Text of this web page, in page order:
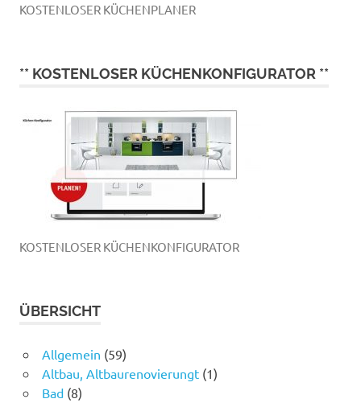
KOSTENLOSER KÜCHENPLANER
** KOSTENLOSER KÜCHENKONFIGURATOR **
KOSTENLOSER KÜCHENKONFIGURATOR
ÜBERSICHT
Allgemein (59)
Altbau, Altbaurenovierungt(1)
Bad(8)